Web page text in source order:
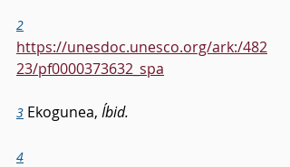
2
https://unesdoc.unesco.org/ark:/482
23/pf0000373632_spa
3 Ekogunea, Íbid.
4